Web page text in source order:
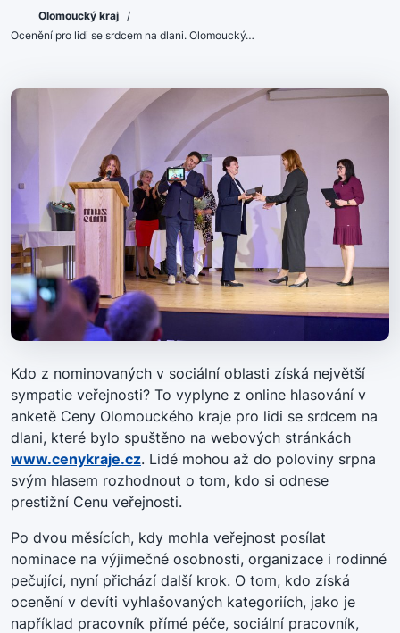
Olomoucký kraj /
Ocenění pro lidi se srdcem na dlani. Olomoucký…
Kdo z nominovaných v sociální oblasti získá největší
sympatie veřejnosti? To vyplyne z online hlasování v
anketě Ceny Olomouckého kraje pro lidi se srdcem na
dlani, které bylo spuštěno na webových stránkách
www.cenykraje.cz. Lidé mohou až do poloviny srpna
svým hlasem rozhodnout o tom, kdo si odnese
prestižní Cenu veřejnosti.
Po dvou měsících, kdy mohla veřejnost posílat
nominace na výjimečné osobnosti, organizace i rodinné
pečující, nyní přichází další krok. O tom, kdo získá
ocenění v devíti vyhlašovaných kategoriích, jako je
například pracovník přímé péče, sociální pracovník,